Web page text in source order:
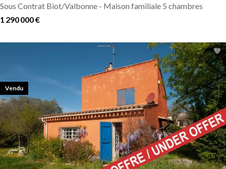
Sous Contrat Biot/Valbonne - Maison familiale 5 chambres
1 290 000 €
Vendu